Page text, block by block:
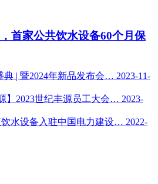
首家公共饮水设备60个月保
典 | 暨2024年新品发布会… 2023-11-
】2023世纪丰源员工大会… 2023-
水设备入驻中国电力建设… 2022-